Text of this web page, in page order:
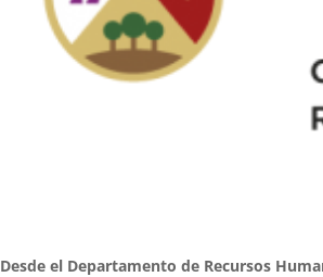
Desde el Departamento de Recursos